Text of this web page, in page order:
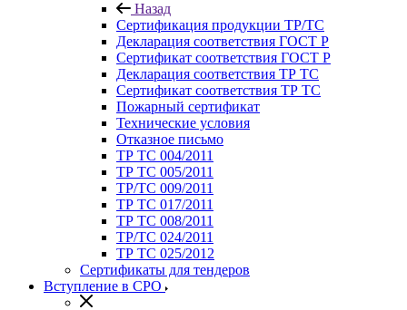
Назад
Сертификация продукции ТР/ТС
Декларация соответствия ГОСТ Р
Сертификат соответствия ГОСТ Р
Декларация соответствия ТР ТС
Сертификат соответствия ТР ТС
Пожарный сертификат
Технические условия
Отказное письмо
ТР ТС 004/2011
ТР ТС 005/2011
ТР/ТС 009/2011
ТР ТС 017/2011
ТР ТС 008/2011
ТР/ТС 024/2011
ТР ТС 025/2012
Сертификаты для тендеров
Вступление в СРО